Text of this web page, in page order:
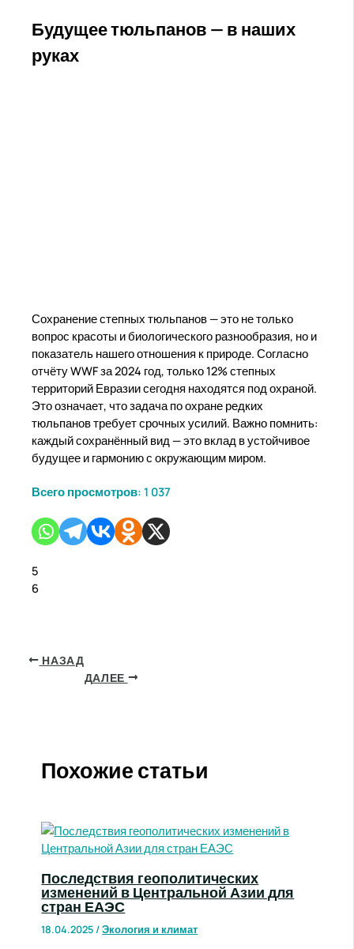
Будущее тюльпанов — в наших
руках
Сохранение степных тюльпанов — это не только
вопрос красоты и биологического разнообразия, но и
показатель нашего отношения к природе. Согласно
отчёту WWF за 2024 год, только 12% степных
территорий Евразии сегодня находятся под охраной.
Это означает, что задача по охране редких
тюльпанов требует срочных усилий. Важно помнить:
каждый сохранённый вид — это вклад в устойчивое
будущее и гармонию с окружающим миром.
Всего просмотров: 1 037
5
6
НАЗАД
ДАЛЕЕ
Похожие статьи
Последствия геополитических
изменений в Центральной Азии для
стран ЕАЭС
18.04.2025/Экология и климат